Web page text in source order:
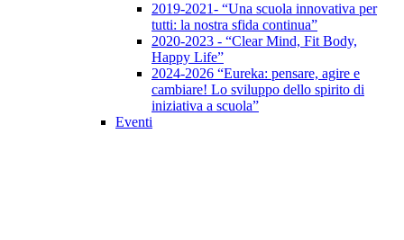
2019-2021- “Una scuola innovativa per
tutti: la nostra sfida continua”
2020-2023 - “Clear Mind, Fit Body,
Happy Life”
2024-2026 “Eureka: pensare, agire e
cambiare! Lo sviluppo dello spirito di
iniziativa a scuola”
Eventi